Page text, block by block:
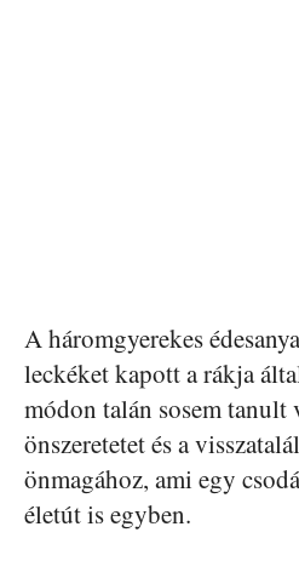
A háromgyerekes
leckéket kapott a rákja
módon talán sosem tanult
önszeretetet és a
önmagához, ami egy
életút is egyben.